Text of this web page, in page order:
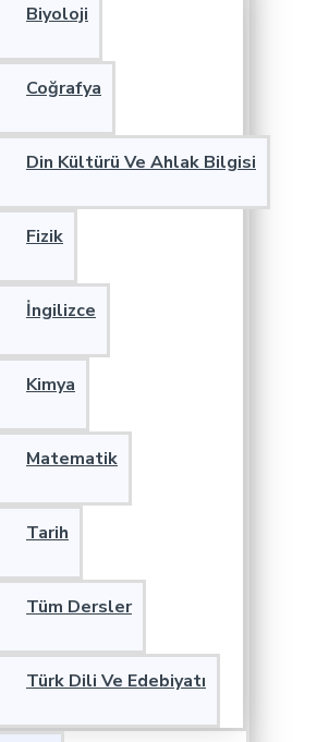
Biyoloji
Coğrafya
Din Kültürü Ve Ahlak Bilgisi
Fizik
İngilizce
Kimya
Matematik
Tarih
Tüm Dersler
Türk Dili Ve Edebiyatı